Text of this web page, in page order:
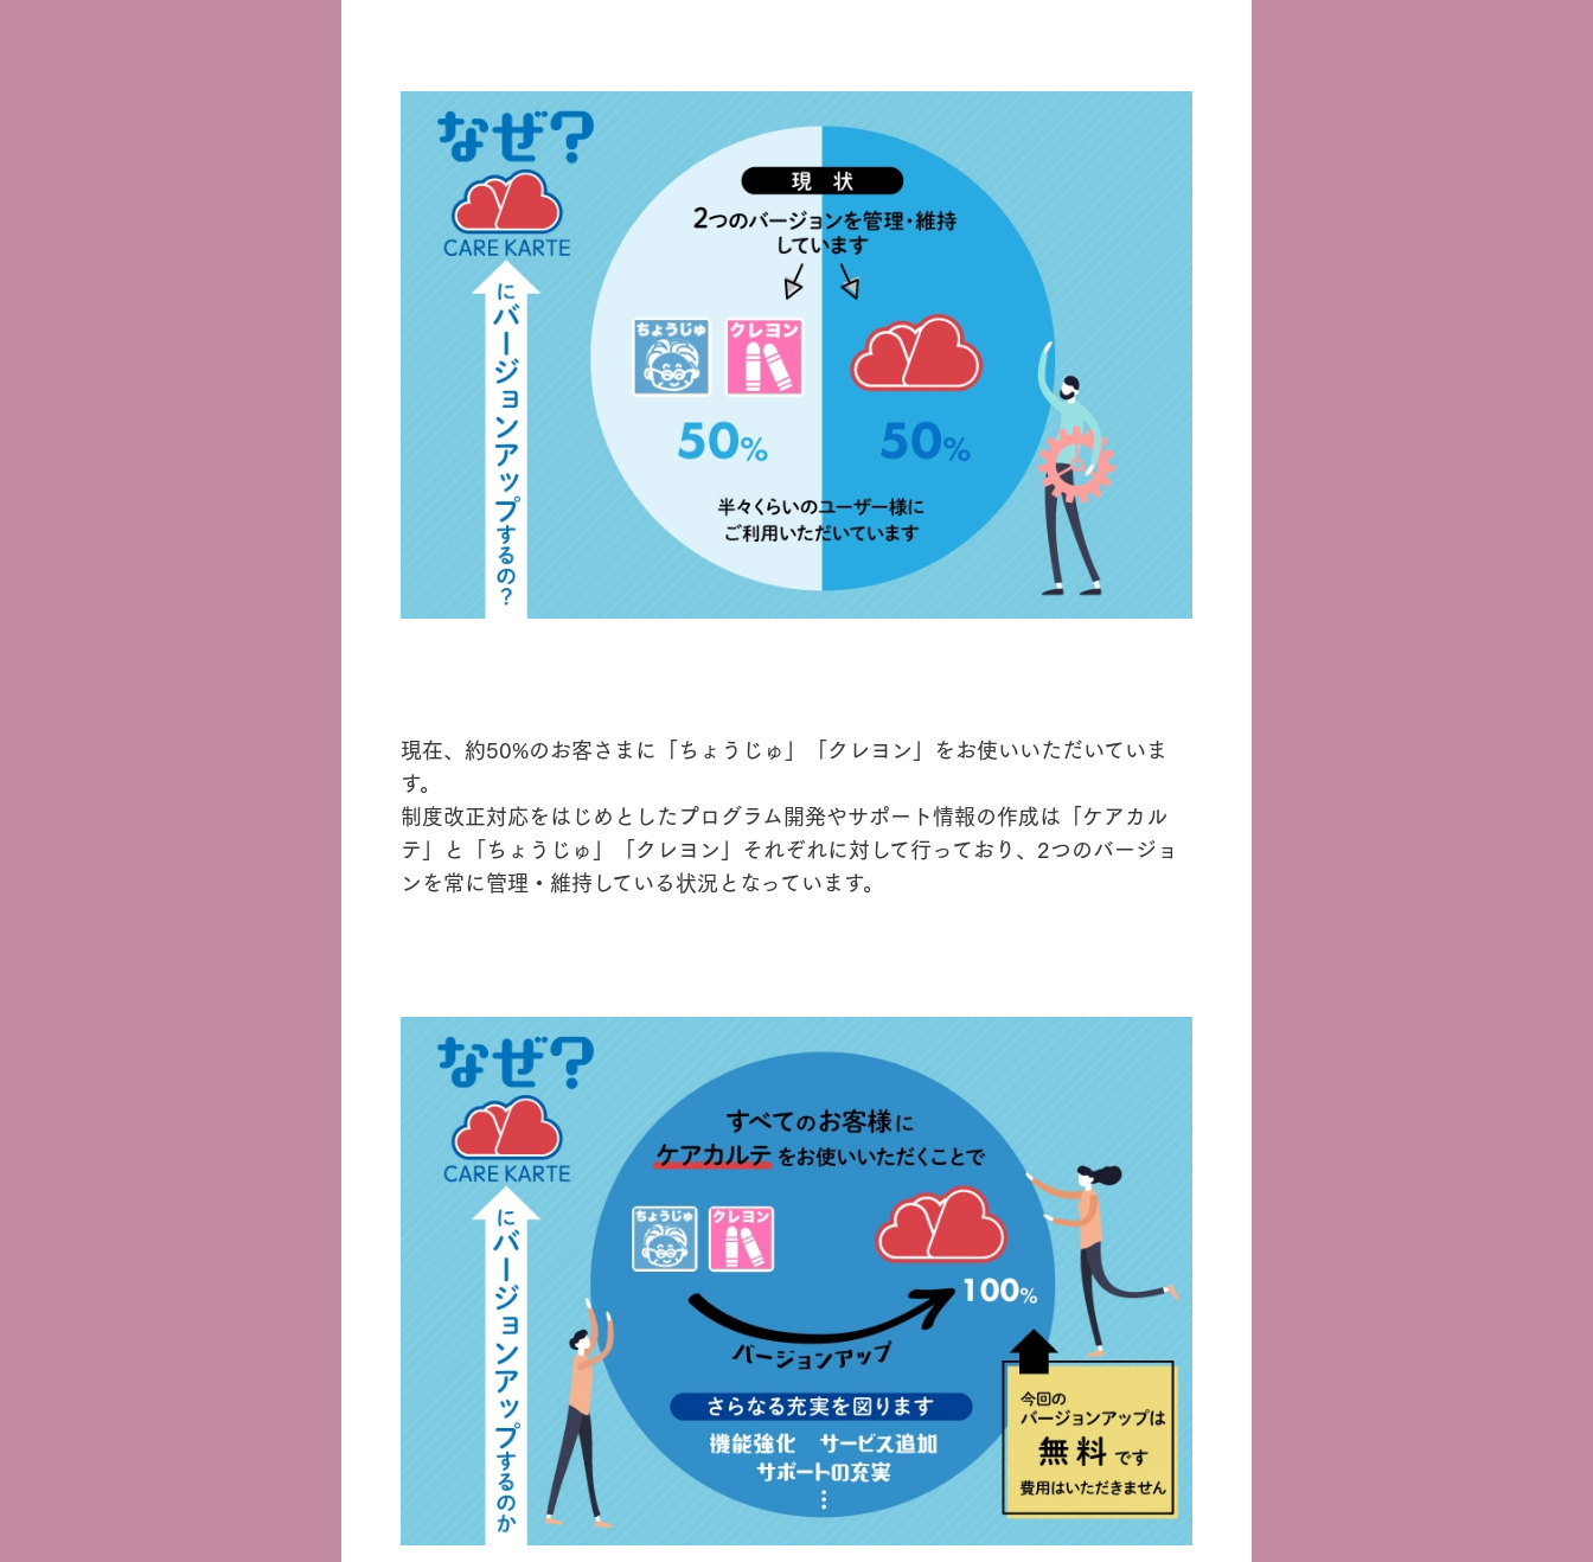
現在、約50%のお客さまに「ちょうじゅ」「クレヨン」をお使いいただいていま
す。
制度改正対応をはじめとしたプログラム開発やサポート情報の作成は「ケアカル
テ」と「ちょうじゅ」「クレヨン」それぞれに対して行っており、2つのバージョ
ンを常に管理・維持している状況となっています。